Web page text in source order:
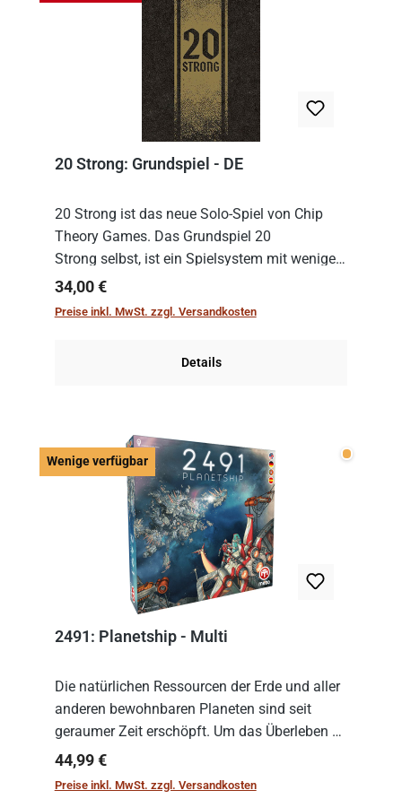
20 Strong: Grundspiel - DE
20 Strong ist das neue Solo-Spiel von Chip
Theory Games. Das Grundspiel 20
Strong selbst, ist ein Spielsystem mit wenigen,
einfachen Regeln. Um es zu spielen, muss es
immer mit einem Themenset ergänzt werden.
Regulärer Preis:
34,00 €
Preise inkl. MwSt. zzgl. Versandkosten
Details
Wenige verfügbar Wenige
2491: Planetship - Multi
Die natürlichen Ressourcen der Erde und aller
anderen bewohnbaren Planeten sind seit
geraumer Zeit erschöpft. Um das Überleben zu
sichern, wurden die sogenannten
„Weltenschiffe“ gebaut. Auf diesen
Regulärer Preis:
44,99 €
Preise inkl. MwSt. zzgl. Versandkosten